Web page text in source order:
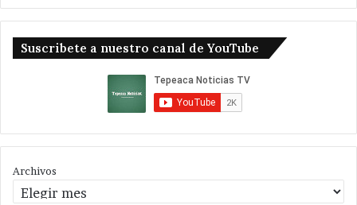
Suscribete a nuestro canal de YouTube
Archivos